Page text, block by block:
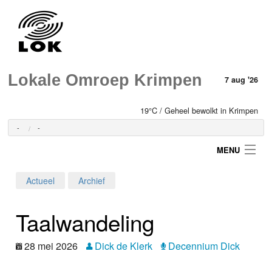
Lokale Omroep Krimpen 7 aug '26
19°C / Geheel bewolkt in Krimpen
- -
MENU
Home
Programma's
Actueel Archief
Taalwandeling
28 mei 2026 Dick de Klerk
Decennium Dick